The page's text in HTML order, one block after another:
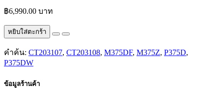
฿6,990.00 บาท
หยิบใส่ตะกร้า
คำค้น: CT203107, CT203108, M375DF, M375Z, P375D,
P375DW
ข้อมูลร้านค้า